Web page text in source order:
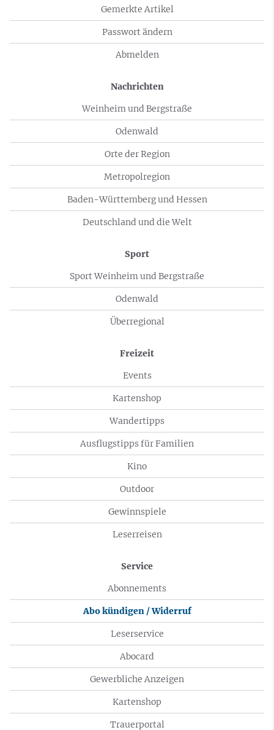
Gemerkte Artikel
Passwort ändern
Abmelden
Nachrichten
Weinheim und Bergstraße
Odenwald
Orte der Region
Metropolregion
Baden-Württemberg und Hessen
Deutschland und die Welt
Sport
Sport Weinheim und Bergstraße
Odenwald
Überregional
Freizeit
Events
Kartenshop
Wandertipps
Ausflugstipps für Familien
Kino
Outdoor
Gewinnspiele
Leserreisen
Service
Abonnements
Abo kündigen / Widerruf
Leserservice
Abocard
Gewerbliche Anzeigen
Kartenshop
Trauerportal